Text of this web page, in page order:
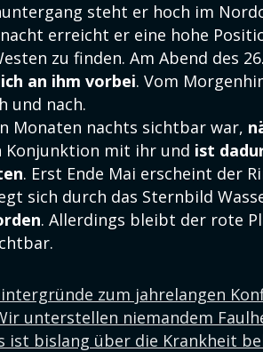
steht er hoch im
erreicht er eine hohe
zu finden. Am Abend des
an ihm vorbei. Vom
und nach.
Monaten nachts sichtbar war,
Konjunktion mit ihr und ist
. Erst Ende Mai erscheint der
sich durch das Sternbild
. Allerdings bleibt der rote
zum jahrelangen
unterstellen niemandem
ist bislang über die Krankheit